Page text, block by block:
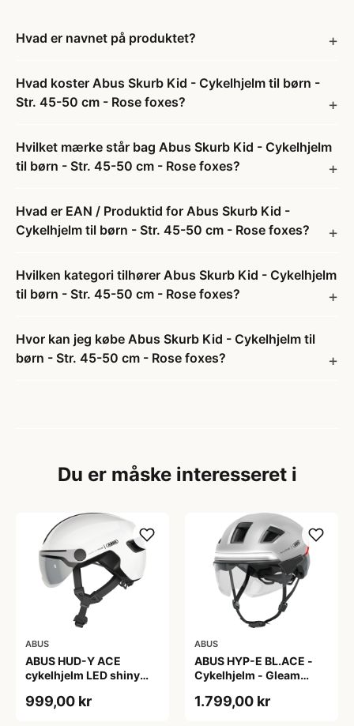
Hvad er navnet på produktet?
Hvad koster Abus Skurb Kid - Cykelhjelm til børn -
Str. 45-50 cm - Rose foxes?
Hvilket mærke står bag Abus Skurb Kid - Cykelhjelm
til børn - Str. 45-50 cm - Rose foxes?
Hvad er EAN / Produktid for Abus Skurb Kid -
Cykelhjelm til børn - Str. 45-50 cm - Rose foxes?
Hvilken kategori tilhører Abus Skurb Kid - Cykelhjelm
til børn - Str. 45-50 cm - Rose foxes?
Hvor kan jeg købe Abus Skurb Kid - Cykelhjelm til
børn - Str. 45-50 cm - Rose foxes?
Du er måske interesseret i
ABUS
ABUS HUD-Y ACE
cykelhjelm LED shiny
999,00 kr
ABUS
ABUS HYP-E BL.ACE -
Cykelhjelm - Gleam
1.799,00 kr